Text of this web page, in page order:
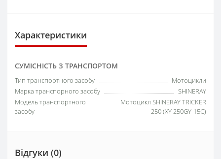
Характеристики
СУМІСНІСТЬ З ТРАНСПОРТОМ
Тип транспортного засобу
Мотоцикли
Марка транспорного засобу
SHINERAY
Модель транспортного
засобу
Мотоцикл SHINERAY TRICKER
250 (XY 250GY-15С)
Відгуки (0)